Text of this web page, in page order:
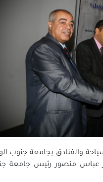
والفنادق بجامعة جنوب
عباس منصور رئيس جامعة